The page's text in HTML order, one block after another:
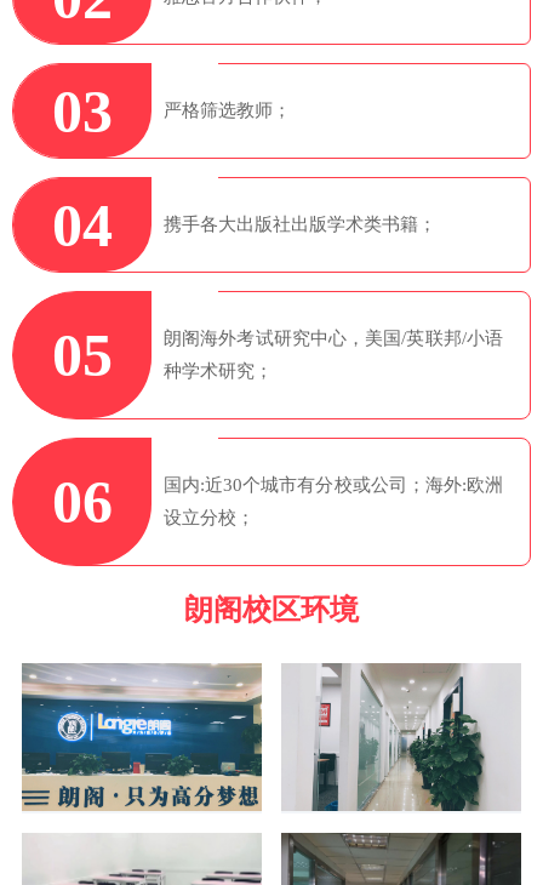
03 严格筛选教师；
04 携手各大出版社出版学术类书籍；
05
朗阁海外考试研究中心，美国/英联邦/小语
种学术研究；
06
国内:近30个城市有分校或公司；海外:欧洲
设立分校；
朗阁校区环境